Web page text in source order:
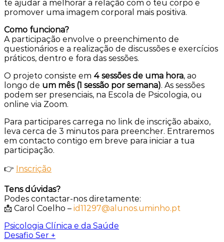
te ajudar a melhorar a relação com o teu corpo e
promover uma imagem corporal mais positiva.
Como funciona?
A participação envolve o preenchimento de
questionários e a realização de discussões e exercícios
práticos, dentro e fora das sessões.
O projeto consiste em 4 sessões de uma hora, ao
longo de um mês (1 sessão por semana). As sessões
podem ser presenciais, na Escola de Psicologia, ou
online via Zoom.
Para participares carrega no link de inscrição abaixo,
leva cerca de 3 minutos para preencher. Entraremos
em contacto contigo em breve para iniciar a tua
participação.
👉 Inscrição
Tens dúvidas?
Podes contactar-nos diretamente:
📩 Carol Coelho – id11297@alunos.uminho.pt
Navegação
Psicologia Clínica e da Saúde
Desafio Ser +